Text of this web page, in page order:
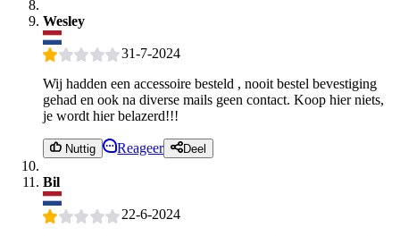
Wesley
31-7-2024
Wij hadden een accessoire besteld , nooit bestel bevestiging
gehad en ook na diverse mails geen contact. Koop hier niets,
je wordt hier belazerd!!!
Nuttig Reageer Deel
Bil
22-6-2024